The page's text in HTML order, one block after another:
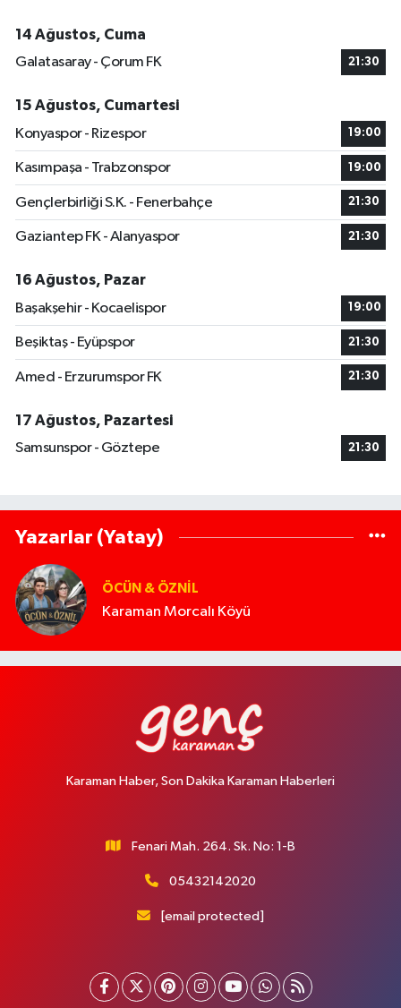
14 Ağustos, Cuma
Galatasaray - Çorum FK
21:30
15 Ağustos, Cumartesi
Konyaspor - Rizespor
19:00
Kasımpaşa - Trabzonspor 19:00
Gençlerbirliği S.K. - Fenerbahçe 21:30
Gaziantep FK - Alanyaspor 21:30
16 Ağustos, Pazar
Başakşehir - Kocaelispor
19:00
Beşiktaş - Eyüpspor 21:30
Amed - Erzurumspor FK 21:30
17 Ağustos, Pazartesi
Samsunspor - Göztepe
21:30
Yazarlar (Yatay)
ÖCÜN & ÖZNIL
Karaman Morcalı Köyü
Karaman Haber, Son Dakika Karaman Haberleri
Fenari Mah. 264. Sk. No: 1-B
05432142020
[email protected]